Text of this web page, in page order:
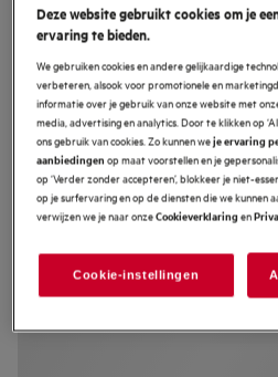
7000 MealAssist
Oven met
pyrolyse, Zwart
4.7 (224)
Productvoordelen
7000 MealAssist oven met SteamBake
SteamBake gebruikt stoom voor betere
Deze website gebruikt cookies om je
ervaring te bieden.
We gebruiken cookies en andere gelijkaardige
verbeteren, alsook voor promotionele en
informatie over je gebruik van onze website met
media, advertising en analytics. Door te klikken op
ons gebruik van cookies. Zo kunnen weje ervaring
aanbiedingen op maat voorstellen en je
op ‘Verder zonder accepteren’, blokkeer je niet-
op je surfervaring en op de diensten die we kunnen
verwijzen we je naar onzeCookieverklaringen
Cookie-instellingen